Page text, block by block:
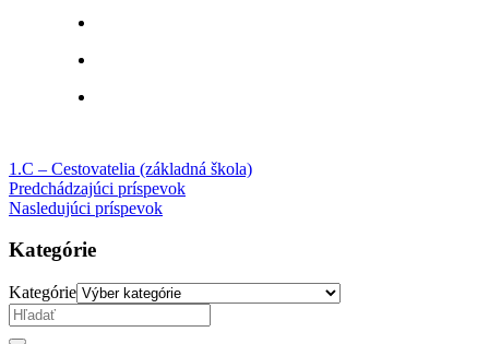
1.C – Cestovatelia (základná škola)
Predchádzajúci príspevok
Nasledujúci príspevok
Kategórie
Kategórie